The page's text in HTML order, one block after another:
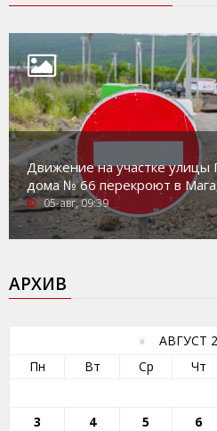
Движение на участке улицы
дома № 66 перекроют в
05-авг, 09:39
АРХИВ
« АВГУСТ
Пн
Вт Ср Чт
3
4 5 6